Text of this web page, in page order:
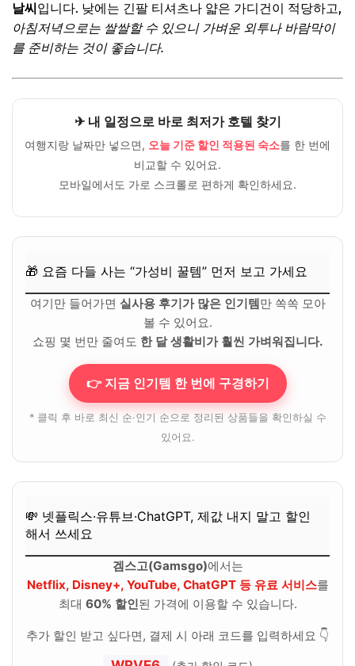
날씨 입니다. 낮에는 긴팔 티셔츠나 얇은 가디건이 적당하고,
아침저녁으로는 쌀쌀할 수 있으니 가벼운 외투나 바람막이
를 준비하는 것이 좋습니다.
✈ 내 일정으로 바로 최저가 호텔 찾기
여행지랑 날짜만 넣으면, 오늘 기준 할인 적용된 숙소를 한 번에
비교할 수 있어요.
모바일에서도 가로 스크롤로 편하게 확인하세요.
🎁 요즘 다들 사는 “가성비 꿀템” 먼저 보고 가세요
여기만 들어가면 실사용 후기가 많은 인기템 만 쏙쏙 모아
볼 수 있어요.
쇼핑 몇 번만 줄여도 한 달 생활비가 훨씬 가벼워집니다.
👉 지금 인기템 한 번에 구경하기
* 클릭 후 바로 최신 순·인기 순으로 정리된 상품들을 확인하실 수
있어요.
💸 넷플릭스·유튜브·ChatGPT, 제값 내지 말고 할인
해서 쓰세요
겜스고(Gamsgo)에서는
Netflix, Disney+, YouTube, ChatGPT 등 유료 서비스를
최대 60% 할인된 가격에 이용할 수 있습니다.
추가 할인 받고 싶다면, 결제 시 아래 코드를 입력하세요 👇